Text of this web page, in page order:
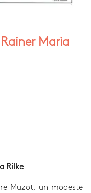
Maria
Rilke
Muzot, un modeste